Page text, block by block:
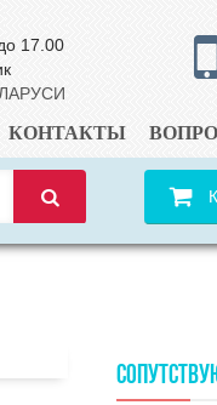
17.00
КОНТАКТЫ